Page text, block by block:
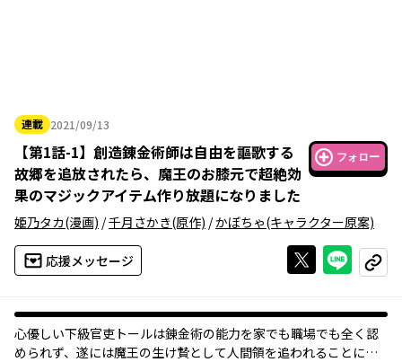
連載 2021/09/13
2021年09月13日
【第1話-1】 創造錬金術師は自由を謳歌する
故郷を追放されたら、魔王のお膝元で超絶効
果のマジックアイテム作り放題になりました
フォロー
姫乃タカ(漫画) /千月さかき(原作) /かぼちゃ(キャラクター原案)
応援メッセージ Xで投稿する
ライン
コピー
心優しい下級官吏トールは錬金術の能力を家でも職場でも全く認
められず、遂には魔王の生け贄として人間領を追われることに。